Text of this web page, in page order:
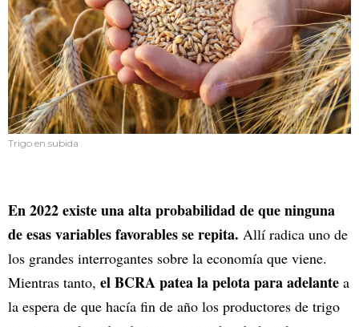
Trigo en subida
En 2022 existe una alta probabilidad de que ninguna
de esas variables favorables se repita. Allí radica uno de
los grandes interrogantes sobre la economía que viene.
Mientras tanto, el BCRA patea la pelota para adelante a
la espera de que hacía fin de año los productores de trigo